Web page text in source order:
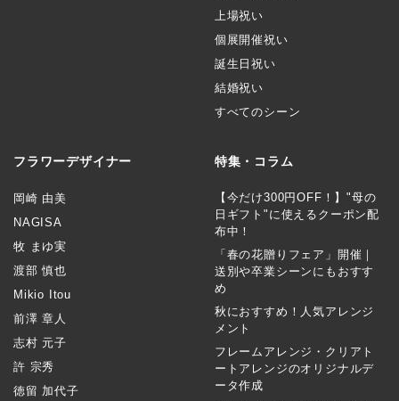
上場祝い
個展開催祝い
誕生日祝い
結婚祝い
すべてのシーン
フラワーデザイナー
岡崎 由美
NAGISA
牧 まゆ実
渡部 慎也
Mikio Itou
前澤 章人
志村 元子
許 宗秀
徳留 加代子
特集・コラム
【今だけ300円OFF！】"母の
日ギフト"に使えるクーポン配
布中！
「春の花贈りフェア」開催｜
送別や卒業シーンにもおすす
め
秋におすすめ！人気アレンジ
メント
フレームアレンジ・クリアト
ートアレンジのオリジナルデ
ータ作成